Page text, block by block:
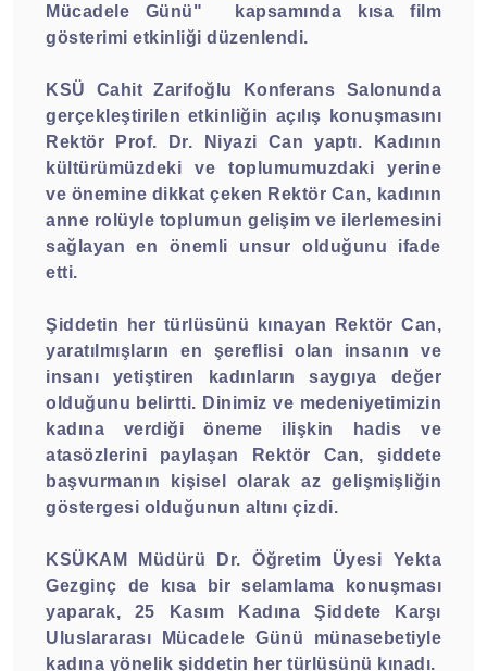
Mücadele Günü"
kapsamında kısa film
gösterimi etkinliği düzenlendi.
KSÜ Cahit Zarifoğlu Konferans Salonunda
gerçekleştirilen etkinliğin açılış konuşmasını
Rektör Prof. Dr. Niyazi Can yaptı. Kadının
kültürümüzdeki ve toplumumuzdaki yerine
ve önemine dikkat çeken Rektör Can, kadının
anne rolüyle toplumun gelişim ve ilerlemesini
sağlayan en önemli unsur olduğunu ifade
etti.
Şiddetin her türlüsünü kınayan Rektör Can,
yaratılmışların en şereflisi olan insanın ve
insanı yetiştiren kadınların saygıya değer
olduğunu belirtti. Dinimiz ve medeniyetimizin
kadına verdiği öneme ilişkin hadis ve
atasözlerini paylaşan Rektör Can, şiddete
başvurmanın kişisel olarak az gelişmişliğin
göstergesi olduğunun altını çizdi.
KSÜKAM Müdürü Dr. Öğretim Üyesi Yekta
Gezginç de kısa bir selamlama konuşması
yaparak, 25 Kasım Kadına Şiddete Karşı
Uluslararası Mücadele Günü münasebetiyle
kadına yönelik şiddetin her türlüsünü kınadı.